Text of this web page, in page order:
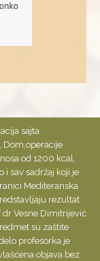
sajta
Dom operacije
od 1200 kcal,
sav sadržaj koji je
Mediteranska
rezultat
dr Vesne Dimitrijević
su zaštite
profesorka je
objava bez